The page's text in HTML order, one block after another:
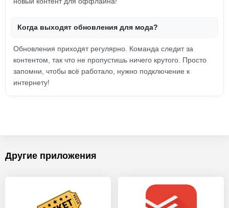
Когда выходят обновления для мода?
Обновления приходят регулярно. Команда следит за
контентом, так что не пропустишь ничего крутого. Просто
запомни, чтобы всё работало, нужно подключение к
интернету!
Другие приложения